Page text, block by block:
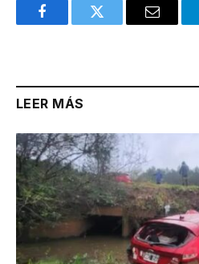
FacebookTwitter Email
LEER MÁS